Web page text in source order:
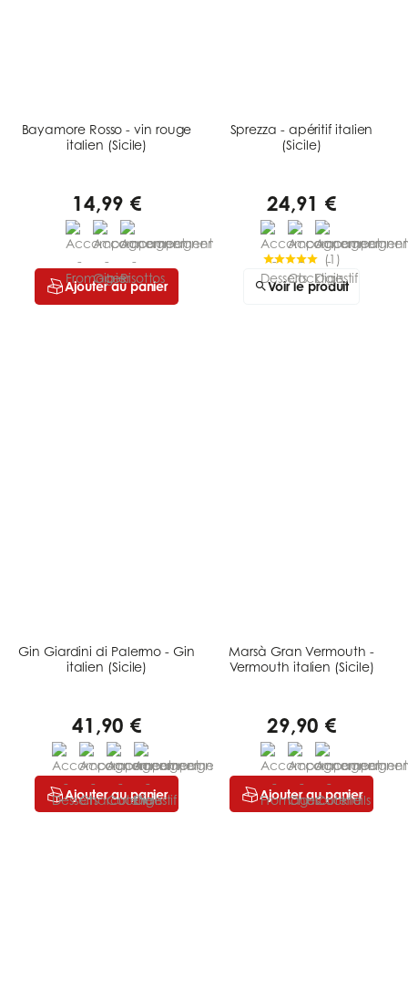
Bayamore Rosso - vin rouge
italien (Sicile)
14,99 €
Ajouter au panier
Sprezza - apéritif italien
(Sicile)
24,91 €
(1 )
Voir le produit
Gin Giardini di Palermo - Gin
italien (Sicile)
41,90 €
Ajouter au panier
Marsà Gran Vermouth -
Vermouth italien (Sicile)
29,90 €
Ajouter au panier